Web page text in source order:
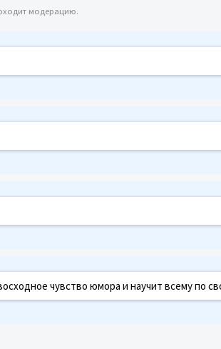
модерацию.
чувство юмора и научит всему по